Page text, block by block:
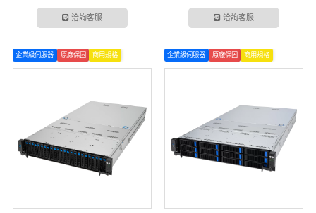
洽詢客服 洽詢客服
企業級伺服器 原廠保固 商用規格 企業級伺服器 原廠保固 商用規格